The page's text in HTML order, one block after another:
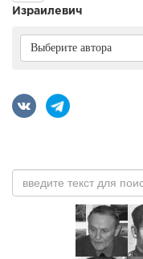
Израилевич
Выберите автора